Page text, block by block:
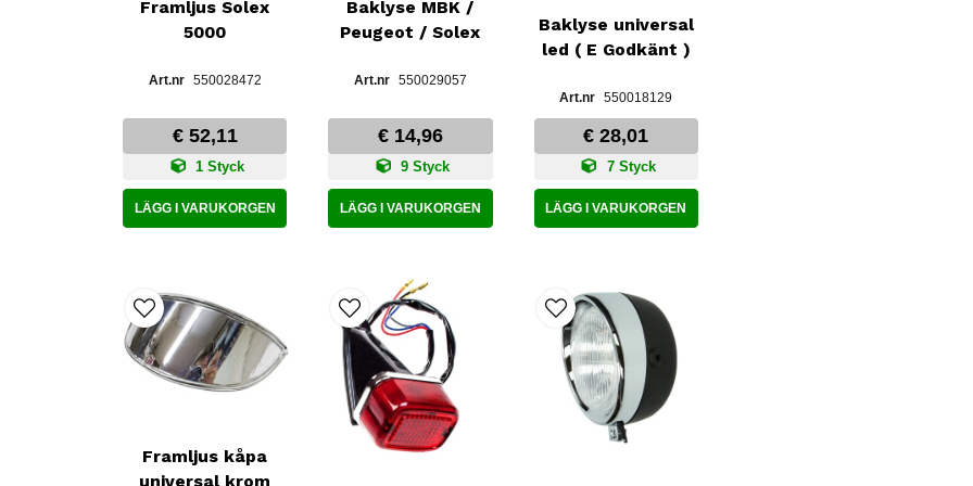
Framljus Solex
5000
550028472
€ 52,11
1 Styck
LÄGG I VARUKORGEN
Baklyse MBK /
Peugeot / Solex
550029057
€ 14,96
9 Styck
LÄGG I VARUKORGEN
Baklyse universal
led ( E Godkänt )
550018129
€ 28,01
7 Styck
LÄGG I VARUKORGEN
Framljus kåpa
universal krom